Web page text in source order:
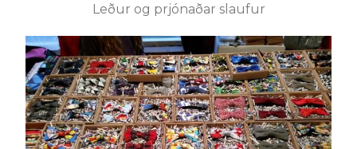
Leður og prjónaðar slaufur